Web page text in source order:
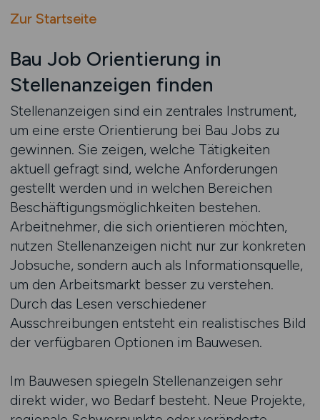
Zur Startseite
Bau Job Orientierung in
Stellenanzeigen finden
Stellenanzeigen sind ein zentrales Instrument,
um eine erste Orientierung bei Bau Jobs zu
gewinnen. Sie zeigen, welche Tätigkeiten
aktuell gefragt sind, welche Anforderungen
gestellt werden und in welchen Bereichen
Beschäftigungsmöglichkeiten bestehen.
Arbeitnehmer, die sich orientieren möchten,
nutzen Stellenanzeigen nicht nur zur konkreten
Jobsuche, sondern auch als Informationsquelle,
um den Arbeitsmarkt besser zu verstehen.
Durch das Lesen verschiedener
Ausschreibungen entsteht ein realistisches Bild
der verfügbaren Optionen im Bauwesen.
Im Bauwesen spiegeln Stellenanzeigen sehr
direkt wider, wo Bedarf besteht. Neue Projekte,